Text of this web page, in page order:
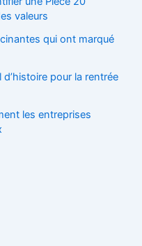
valeurs
qui ont marqué
pour la rentrée
les entreprises